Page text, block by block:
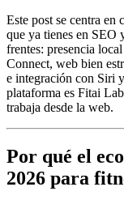
Este post se centra en
que ya tienes en SEO
frentes: presencia
Connect, web bien
e integración con Siri
plataforma es Fitai
trabaja desde la web.
Por qué el
2026 para